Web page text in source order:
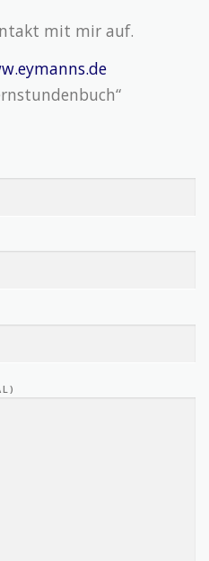
mit mir auf.